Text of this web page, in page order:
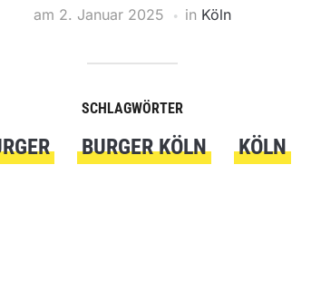
am 2. Januar 2025 in Köln
SCHLAGWÖRTER
BURGER KÖLN KÖLN